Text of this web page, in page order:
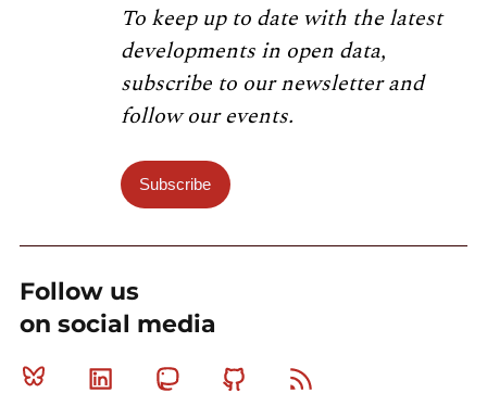
To keep up to date with the latest
developments in open data,
subscribe to our newsletter and
follow our events.
Subscribe
Follow us
on social media
Bluesky Linkedin MastodonGithub